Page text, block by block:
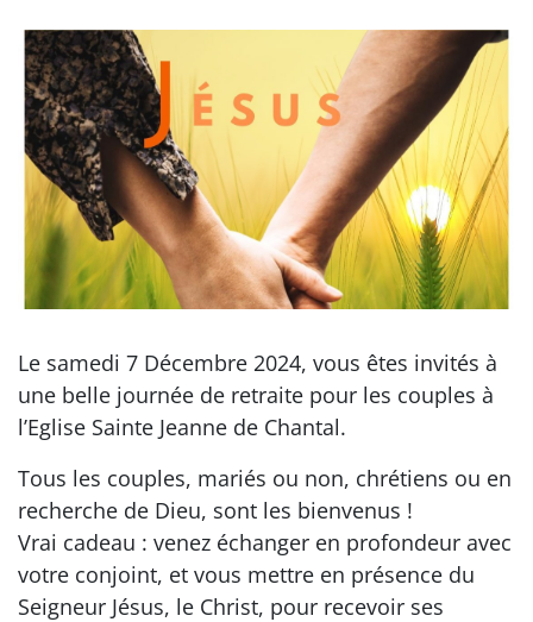
Le samedi 7 Décembre 2024, vous êtes invités à
une belle journée de retraite pour les couples à
l’Eglise Sainte Jeanne de Chantal.
Tous les couples, mariés ou non, chrétiens ou en
recherche de Dieu, sont les bienvenus !
Vrai cadeau : venez échanger en profondeur avec
votre conjoint, et vous mettre en présence du
Seigneur Jésus, le Christ, pour recevoir ses